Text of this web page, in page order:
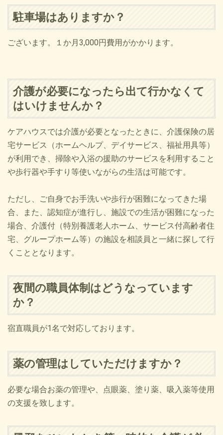
駐車場はありますか？
ございます。１か月3,000円費用がかかります。
介護が必要になったら出て行かなくて
はいけませんか？
ケアハウスでは介護が必要となったときに、介護保険の居
宅サービス（ホームヘルプ、デイサービス、福祉用具等）
が利用でき、掃除や入浴の援助のサービスを利用すること
や歩行器や手すり等使いながらの生活は可能です。
ただし、ご自身でお手洗いや歩行が困難になってきた場
合、また、認知症が進行し、施設での生活が困難になった
場合、介護付（特別養護老人ホーム、サービス付高齢者住
宅、グループホーム等）の施設を相談員と一緒に探して行
くこととなります。
夜間の職員体制はどうなっています
か？
宿直職員が1名で対応しております。
薬の管理はしていただけますか？
必要な場合お薬の管理や、点眼薬、塗り薬、吸入薬等使用
の支援を致します。